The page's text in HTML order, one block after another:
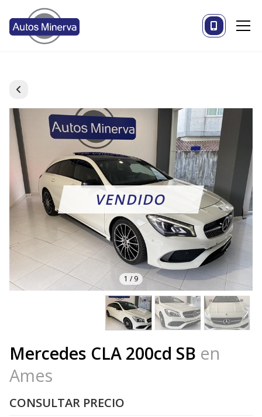
1 /9
Mercedes CLA 200cd SB en
Ames
CONSULTAR PRECIO